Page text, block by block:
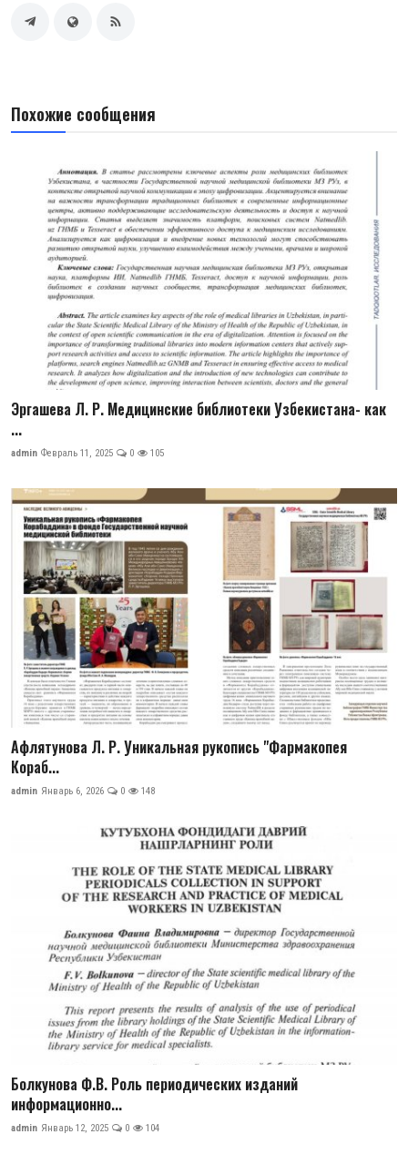
Похожие сообщения
Эргашева Л. Р. Медицинские библиотеки Узбекистана- как
...
admin Февраль 11, 2025 0 105
Афлятунова Л. Р. Уникальная рукопись "Фармакопея
Кораб...
admin Январь 6, 2026 0 148
Болкунова Ф.В. Роль периодических изданий
информационно...
admin Январь 12, 2025 0 104